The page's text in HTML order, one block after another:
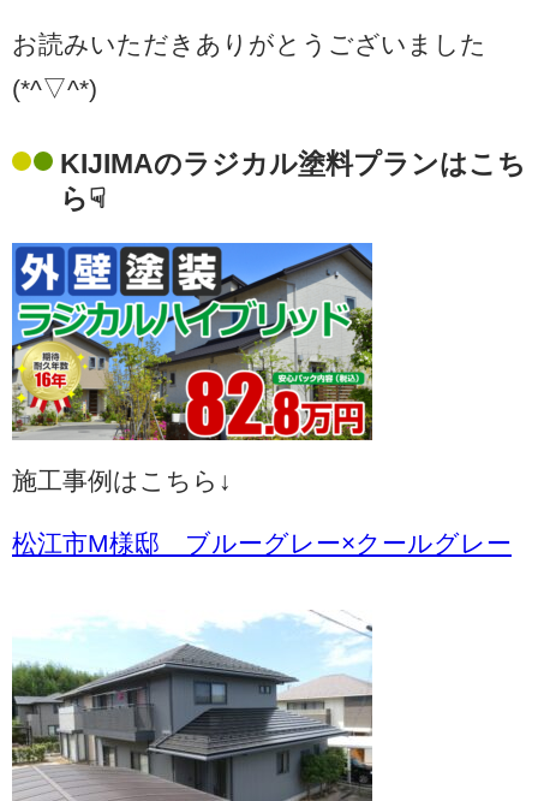
お読みいただきありがとうございました
(*^▽^*)
KIJIMAのラジカル塗料プランはこち
ら☟
施工事例はこちら↓
松江市M様邸 ブルーグレー×クールグレー